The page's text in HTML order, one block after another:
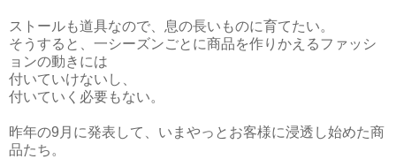
ストールも道具なので、息の長いものに育てたい。
そうすると、一シーズンごとに商品を作りかえるファッシ
ョンの動きには
付いていけないし、
付いていく必要もない。
昨年の9月に発表して、いまやっとお客様に浸透し始めた商
品たち。